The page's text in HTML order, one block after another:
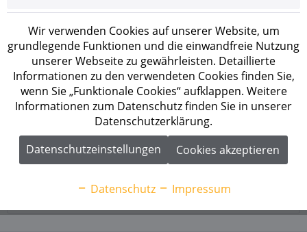
Merken
Artikel-Nr.: 2004148
Beschreibung
K2 Clamp MC 25-40mm Mittelklemme
Anwendungsbereich: Schrägdach, Flachdach...mehr
Wir verwenden Cookies auf unserer Website, um
grundlegende Funktionen und die einwandfreie Nutzung
unserer Webseite zu gewährleisten. Detaillierte
Informationen zu den verwendeten Cookies finden Sie,
wenn Sie „Funktionale Cookies“ aufklappen. Weitere
Informationen zum Datenschutz finden Sie in unserer
Datenschutzerklärung.
Datenschutzeinstellungen
Cookies akzeptieren
Datenschutz Impressum